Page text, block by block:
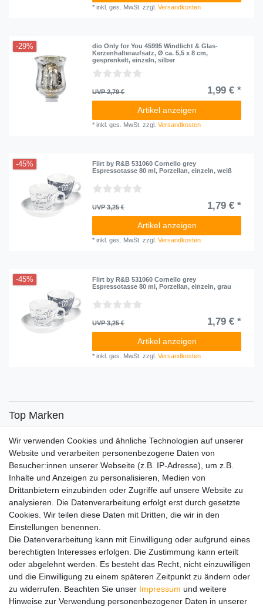
*inkl. ges. MwSt. zzgl.Versandkosten
-29%
dio Only for You 45995 Windlicht & Glas-
Kerzenhalteraufsatz, Ø ca. 5,5 x 8 cm,
gesprenkelt, einzeln, silber
UVP 2,79 € 1,99 € *
Artikel anzeigen
*inkl. ges. MwSt. zzgl.Versandkosten
-45%
Flirt by R&B 531060 Cornello grey
Espressotasse 80 ml, Porzellan, einzeln, weiß
UVP 3,25 € 1,79 € *
Artikel anzeigen
*inkl. ges. MwSt. zzgl.Versandkosten
-45%
Flirt by R&B 531060 Cornello grey
Espressotasse 80 ml, Porzellan, einzeln, grau
UVP 3,25 € 1,79 € *
Artikel anzeigen
*inkl. ges. MwSt. zzgl.Versandkosten
Top Marken
Top Themen
Adventskalender
Service
Versandinfos
FAQ
Ersatzteile
Registrieren
Wir versenden mit
Wir verwenden Cookies und ähnliche Technologien auf unserer
Website und verarbeiten personenbezogene Daten von
Besucher:innen unserer Webseite (z.B. IP-Adresse), um z.B.
Inhalte und Anzeigen zu personalisieren, Medien von
Drittanbietern einzubinden oder Zugriffe auf unsere Website zu
analysieren. Die Datenverarbeitung erfolgt erst durch gesetzte
Cookies. Wir teilen diese Daten mit Dritten, die wir in den
Einstellungen benennen.
Die Datenverarbeitung kann mit Einwilligung oder aufgrund eines
berechtigten Interesses erfolgen. Die Zustimmung kann erteilt
oder abgelehnt werden. Es besteht das Recht, nicht einzuwilligen
und die Einwilligung zu einem späteren Zeitpunkt zu ändern oder
zu widerrufen. Beachten Sie unser Impressum und weitere
Hinweise zur Verwendung personenbezogener Daten in unserer